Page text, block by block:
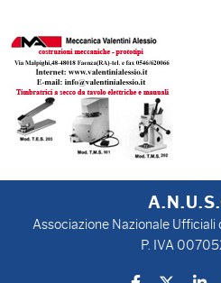
Associazione Nazionale Ufficiali
P. IVA